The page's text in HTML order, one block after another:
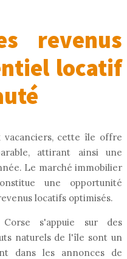
revenus
locatif
vacanciers, cette île offre
attirant ainsi une
Le marché immobilier
une opportunité
locatifs optimisés.
s'appuie sur des
naturels de l'île sont un
dans les annonces de